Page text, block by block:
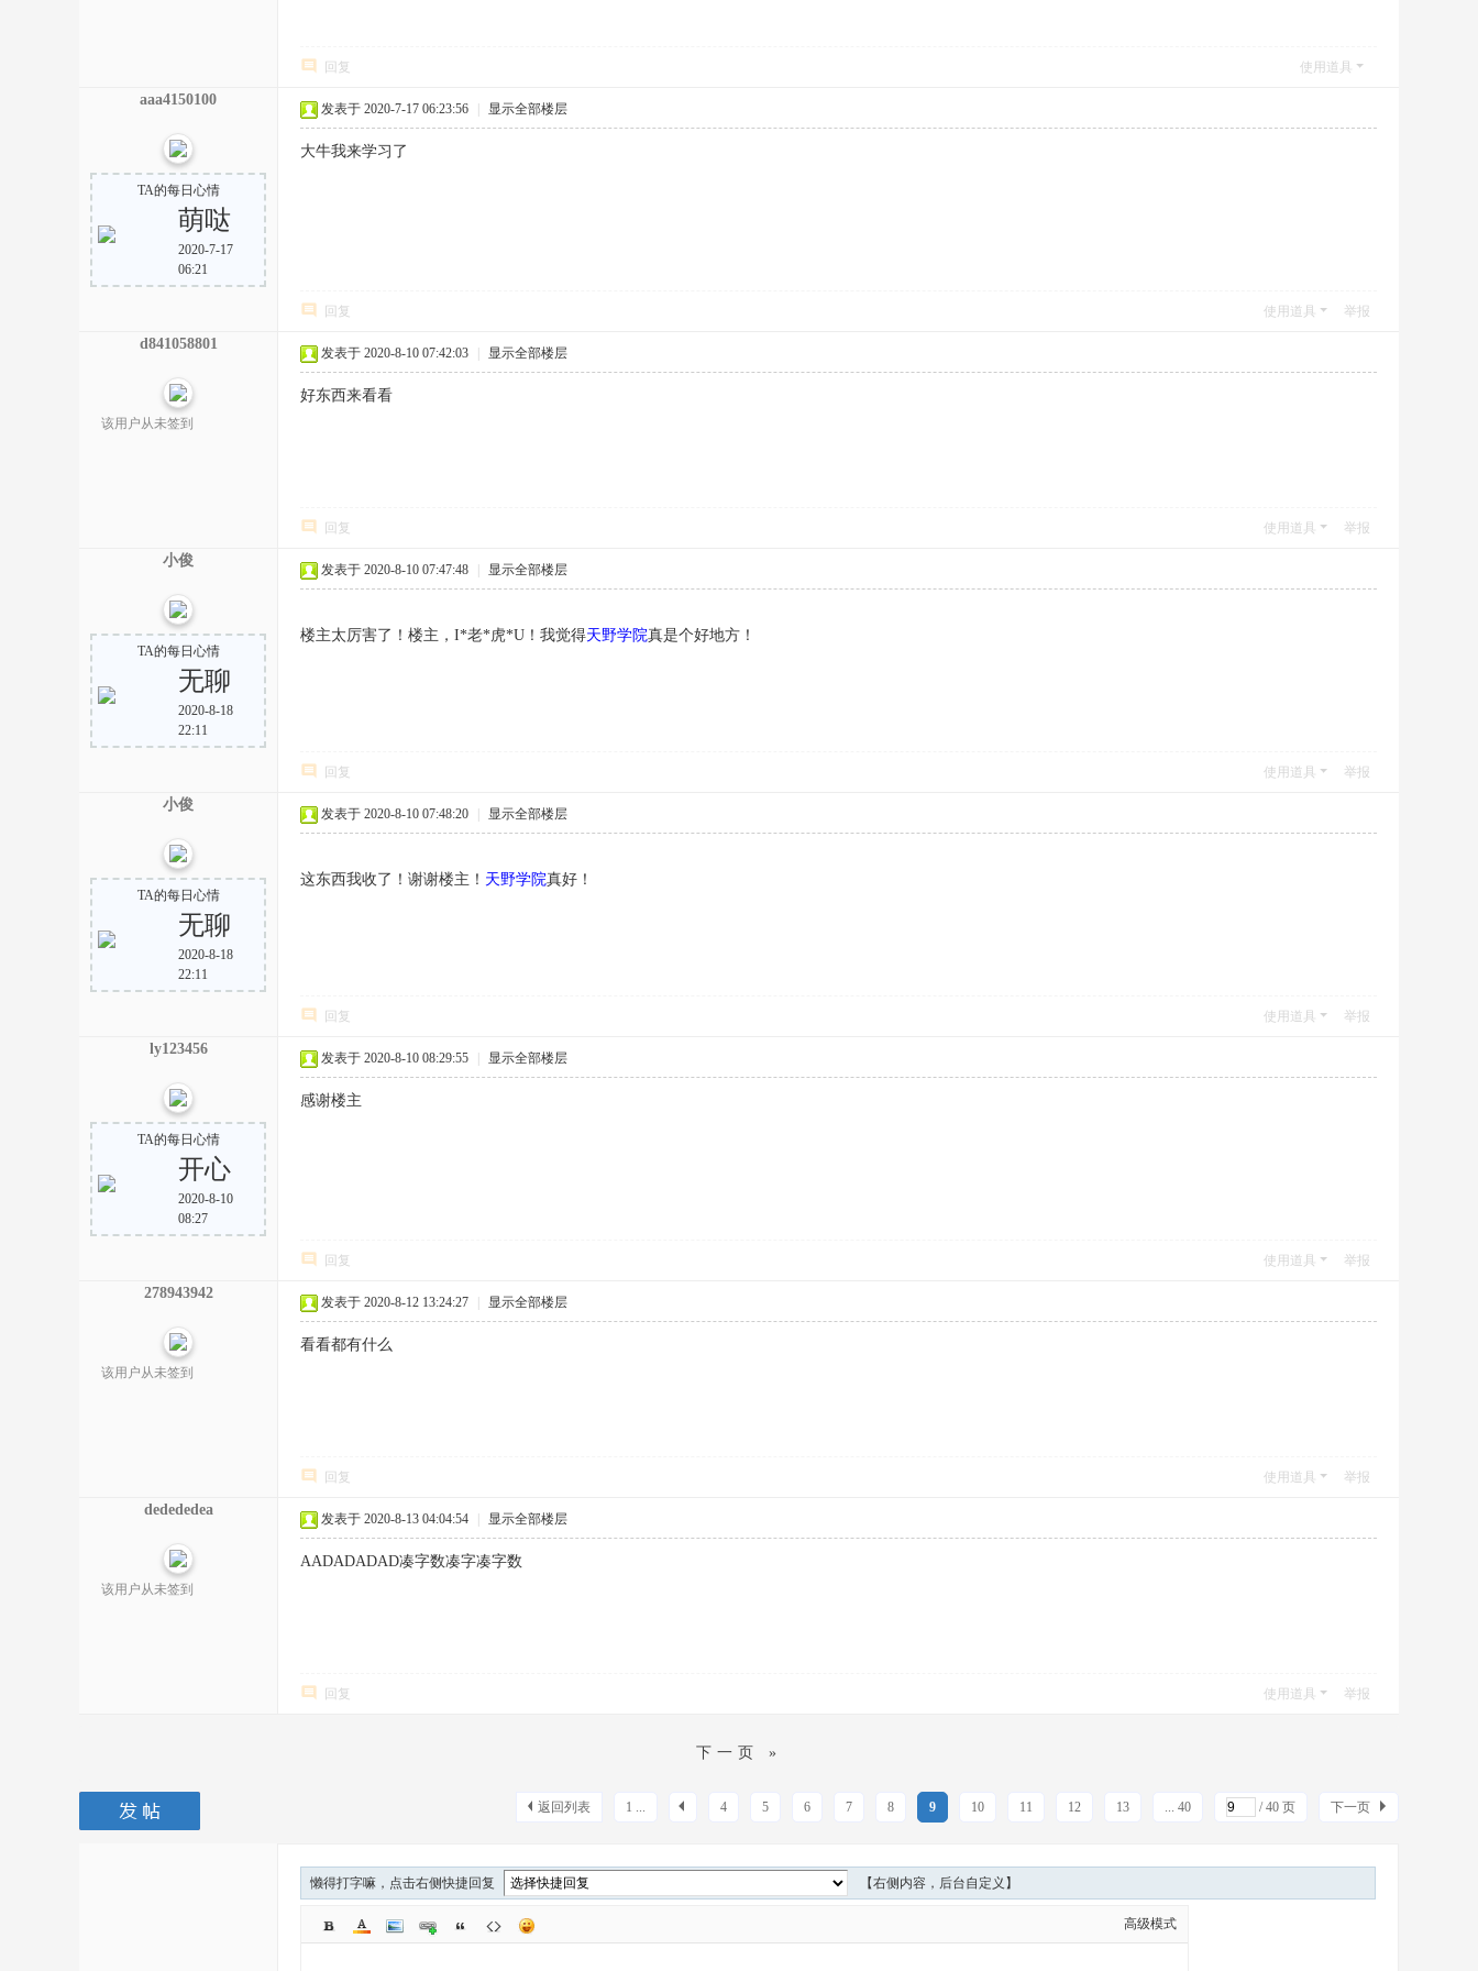
回复 使用道具
aaa4150100
TA的每日心情
萌哒
2020-7-17
06:21
发表于 2020-7-17 06:23:56 显示全部楼层
大牛我来学习了
回复 使用道具 举报
d841058801
该用户从未签到
发表于 2020-8-10 07:42:03 显示全部楼层
好东西来看看
回复 使用道具 举报
小俊
TA的每日心情
无聊
2020-8-18
22:11
发表于 2020-8-10 07:47:48 显示全部楼层
楼主太厉害了！楼主，I*老*虎*U！我觉得天野学院真是个好地方！
回复 使用道具 举报
小俊
TA的每日心情
无聊
2020-8-18
22:11
发表于 2020-8-10 07:48:20 显示全部楼层
这东西我收了！谢谢楼主！ 天野学院真好！
回复 使用道具 举报
ly123456
TA的每日心情
开心
2020-8-10
08:27
发表于 2020-8-10 08:29:55 显示全部楼层
感谢楼主
回复 使用道具 举报
278943942
该用户从未签到
发表于 2020-8-12 13:24:27 显示全部楼层
看看都有什么
回复 使用道具 举报
dedededea
该用户从未签到
发表于 2020-8-13 04:04:54 显示全部楼层
AADADADAD凑字数凑字凑字数
回复 使用道具 举报
下一页 »
1 ... 4 5 6 7 8 9 10 11 12 13 ... 40 / 40 页 下一页
返回列表
懒得打字嘛，点击右侧快捷回复 【右侧内容，后台自定义】
高级模式